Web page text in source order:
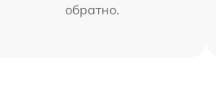
обратно.